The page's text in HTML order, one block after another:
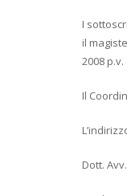
I
il
2008 p.v.
Il
Dott.